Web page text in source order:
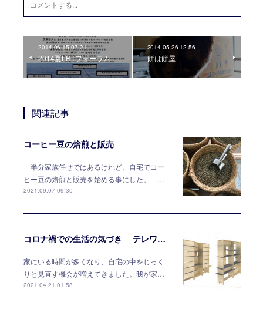
2014.06.15 07:21
2014夏LRTフォーラム
2014.05.26 12:56
餅は餅屋
関連記事
コーヒー豆の焙煎と販売
半分家族任せではあるけれど、自宅でコー
ヒー豆の焙煎と販売を始める事にした。 …
2021.09.07 09:30
コロナ禍での生活の気づき テレワークには家具で対応する
家にいる時間が多くなり、自宅の中をじっく
りと見直す機会が増えてきました。我が家…
2021.04.21 01:58